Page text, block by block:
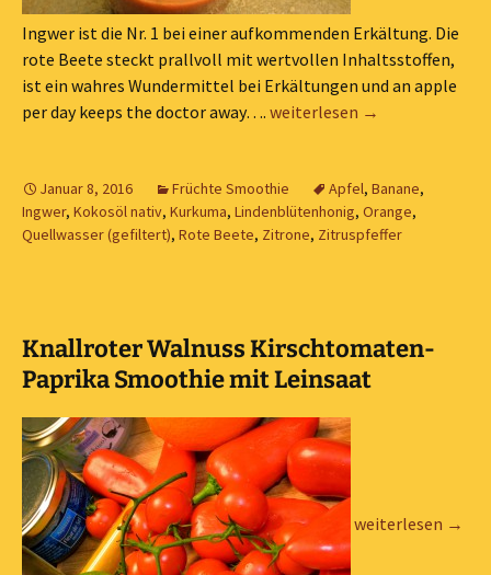
Ingwer ist die Nr. 1 bei einer aufkommenden Erkältung. Die
rote Beete steckt prallvoll mit wertvollen Inhaltsstoffen,
ist ein wahres Wundermittel bei Erkältungen und an apple
per day keeps the doctor away…. Rote Beete-Ingwer-Apfel
weiterlesen →
Januar 8, 2016 Früchte Smoothie Apfel, Banane,
Ingwer, Kokosöl nativ, Kurkuma, Lindenblütenhonig, Orange,
Quellwasser (gefiltert), Rote Beete, Zitrone, Zitruspfeffer
Knallroter Walnuss Kirschtomaten-
Paprika Smoothie mit Leinsaat
weiterlesen →